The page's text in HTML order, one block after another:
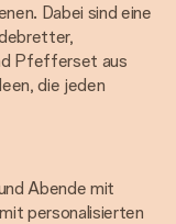
Dabei sind eine
Pfefferset aus
die jeden
Abende mit
personalisierten